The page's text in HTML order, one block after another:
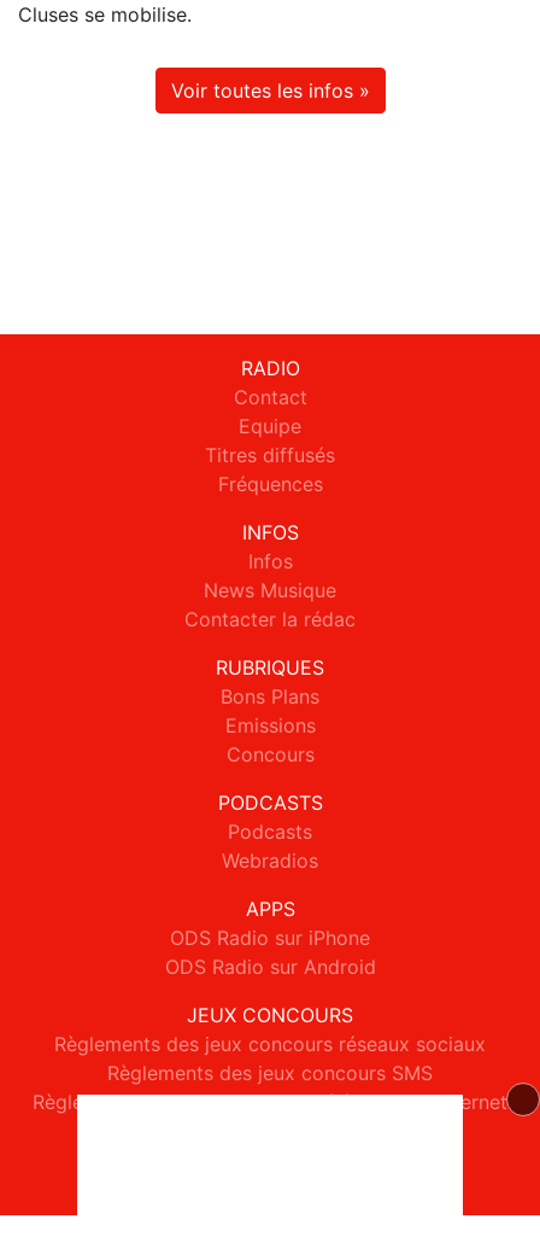
Cluses se mobilise.
Voir toutes les infos »
RADIO
Contact
Equipe
Titres diffusés
Fréquences
INFOS
Infos
News Musique
Contacter la rédac
RUBRIQUES
Bons Plans
Emissions
Concours
PODCASTS
Podcasts
Webradios
APPS
ODS Radio sur iPhone
ODS Radio sur Android
JEUX CONCOURS
Règlements des jeux concours réseaux sociaux
Règlements des jeux concours SMS
Règlements des jeux concours téléphone et internet